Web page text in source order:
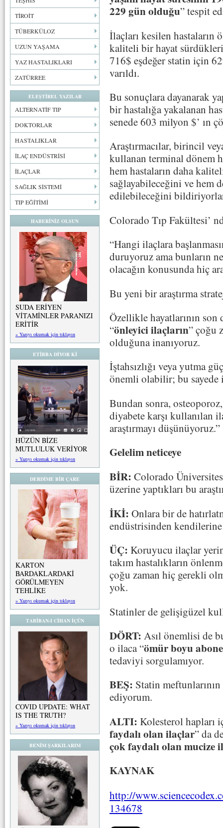
TİROİT
TÜBERKÜLOZ
UZUN YAŞAMA
YAZ HASTALIKLARI
ZATÜRREE
ELEŞTİREL YAZILAR
ALTERNATİF TIP
DOKTORLAR
HASTALIKLAR
İLAÇ ENDÜSTRİSİ
İLAÇLAR
SAĞLIK SİSTEMİ
TIP EĞİTİMİ
HABERİNİZ OLSUN
SUDA ERİYEN
VİTAMİNLER PARANIZI
ERİTİR
» Yazıyı okumak için tıklayın
ETİBBA DİYOR Kİ
HÜZÜN BİZE
MUTLULUK VERİYOR
» Yazıyı okumak için tıklayın
DERDİME BİR ÇARE
KARTON
BARDAKLARDAKİ
GÖRÜLMEYEN
TEHLİKE
» Yazıyı okumak için tıklayın
TABİBAN-I CİHAN İÇÜN
COVID UPDATE: WHAT
IS THE TRUTH?
» Yazıyı okumak için tıklayın
BENİM ŞARKILARIM
229 gün olduğu” tespit
İlaçları kesilen hastaların
kaliteli bir hayat
716$ eşdeğer statin için
varıldı.
Bu sonuçlara dayanarak
bir hastalığa yakalanan
senede 603 milyon $’ ın
Araştırmacılar, birincil
kullanan terminal dönem
hem hastaların daha
sağlayabileceğini ve hem
edilebileceğini
Colorado Tıp Fakültesi’
“Hangi ilaçlara
duruyoruz ama bunların
olacağın konusunda hiç
Bu yeni bir araştırma
Özellikle hayatlarının son
“önleyici ilaçların” çoğu
olduğuna inanıyoruz.
İştahsızlığı veya yutma
önemli olabilir; bu
Bundan sonra,
diyabete karşı kullanılan
araştırmayı düşünüyoruz.”
Gelelim neticeye
BİR: Colorado
üzerine yaptıkları bu
İKİ: Onlara bir de
endüstrisinden
ÜÇ: Koruyucu ilaçlar
takım hastalıkların
çoğu zaman hiç gerekli
yok.
Statinler de gelişigüzel
DÖRT: Asıl önemlisi de
o ilaca “ömür boyu
tedaviyi sorgulamıyor.
BEŞ: Statin
ediyorum.
ALTI: Kolesterol hapları
faydalı olan ilaçlar” da
çok faydalı olan mucize
KAYNAK
http://
134678